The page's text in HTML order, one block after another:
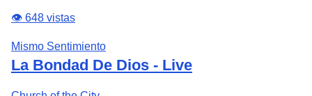
👁️ 648 vistas
Mismo Sentimiento
La Bondad De Dios - Live